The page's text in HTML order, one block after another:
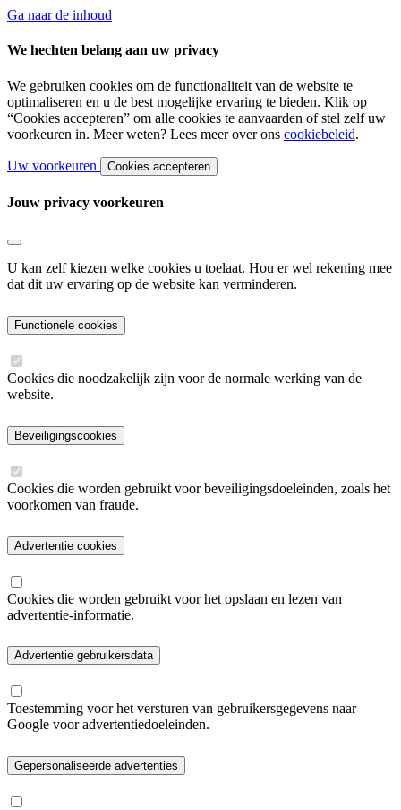
Ga naar de inhoud
We hechten belang aan uw privacy
We gebruiken cookies om de functionaliteit van de website te
optimaliseren en u de best mogelijke ervaring te bieden. Klik op
“Cookies accepteren” om alle cookies te aanvaarden of stel zelf uw
voorkeuren in. Meer weten? Lees meer over ons cookiebeleid.
Uw voorkeuren Cookies accepteren
Jouw privacy voorkeuren
U kan zelf kiezen welke cookies u toelaat. Hou er wel rekening mee
dat dit uw ervaring op de website kan verminderen.
Functionele cookies
Cookies die noodzakelijk zijn voor de normale werking van de
website.
Beveiligingscookies
Cookies die worden gebruikt voor beveiligingsdoeleinden, zoals het
voorkomen van fraude.
Advertentie cookies
Cookies die worden gebruikt voor het opslaan en lezen van
advertentie-informatie.
Advertentie gebruikersdata
Toestemming voor het versturen van gebruikersgegevens naar
Google voor advertentiedoeleinden.
Gepersonaliseerde advertenties